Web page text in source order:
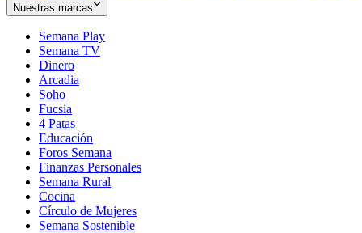
Nuestras marcas
Semana Play
Semana TV
Dinero
Arcadia
Soho
in
new
window
Fucsia
in
new
window
4 Patas
Educación
Foros Semana
Finanzas Personales
Semana Rural
Cocina
Círculo de Mujeres
Semana Sostenible